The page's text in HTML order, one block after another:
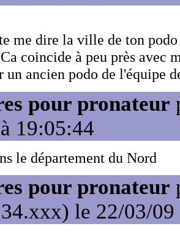
me dire la ville de ton
coincide à peu près avec
un ancien podo de l'équipe
pour pronateur
19:05:44
le département du Nord
pour pronateur
le 22/03/09